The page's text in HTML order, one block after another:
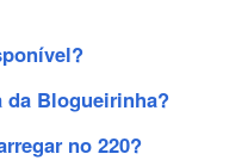
da Blogueirinha?
no 220?